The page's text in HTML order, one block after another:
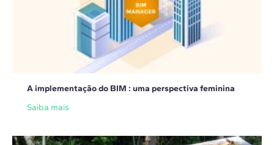
A implementação do BIM : uma perspectiva feminina
Saiba mais